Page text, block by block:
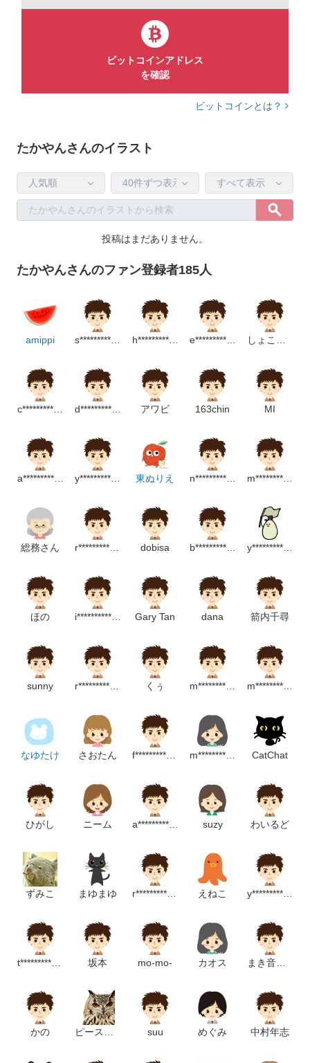
ビットコインアドレス
を確認
ビットコインとは？
たかやんさんのイラスト
投稿はまだありません。
たかやんさんのファン登録者185人
amippi s**********************p h************************m e*******************m しょこまる
c********************p d******************p アワビ 163chin MI
a*****************m y*******************p 東ぬりえ n******************m m***********************p
総務さん r********************m dobisa b******************m y***********************p
ほの i*********************m Gary Tan dana 箭内千尋
sunny r**********************p くぅ m********************m m*********************m
なゆたけ さおたん f********************m m*****************************p CatChat
ひがし ニーム a*******************p suzy わいるど
ずみこ まゆまゆ r***************************p えねこ y********************m
t************************p 坂本 mo-mo- カオス まき音楽教室
かの ピースケフーコ suu めぐみ 中村年志